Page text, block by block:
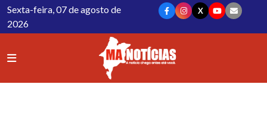
Sexta-feira, 07 de agosto de
2026
X